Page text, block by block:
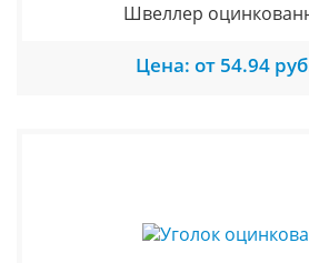
Швеллер
Цена: от 54.94